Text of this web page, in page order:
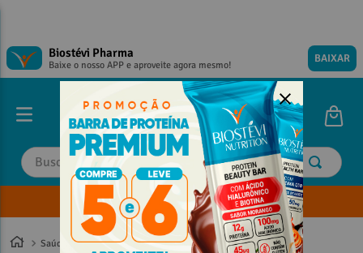
Biostévi Pharma
Baixe o nosso APP e aproveite agora mesmo! BAIXAR
Buscar
Envie sua Receita
Saúde Sexual
TERMOS MAIS BUSCADOS
magnesio
TERMOS MAIS BUSCADOS
magnesio